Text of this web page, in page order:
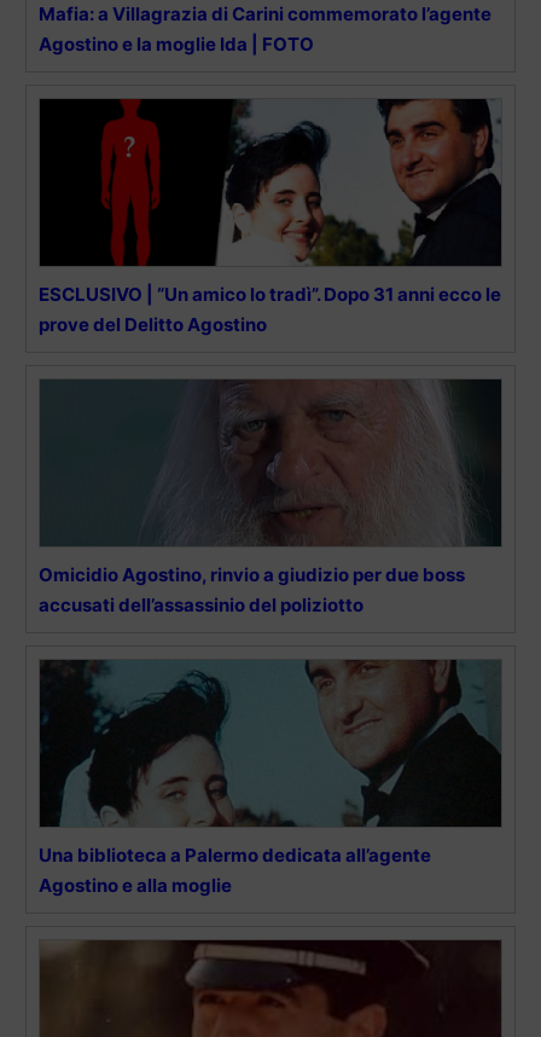
Mafia: a Villagrazia di Carini commemorato l’agente
Agostino e la moglie Ida | FOTO
ESCLUSIVO | “Un amico lo tradì”. Dopo 31 anni ecco le
prove del Delitto Agostino
Omicidio Agostino, rinvio a giudizio per due boss
accusati dell’assassinio del poliziotto
Una biblioteca a Palermo dedicata all’agente
Agostino e alla moglie